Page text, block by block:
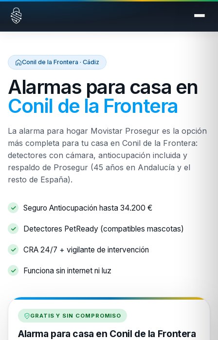
Saltar al contenido
Conil de la Frontera · Cádiz
Alarmas para casa en
Conil de la Frontera
La alarma para hogar Movistar Prosegur es la opción
más completa para tu casa en Conil de la Frontera:
detectores con cámara, antiocupación incluida y
respaldo de Prosegur (45 años en Andalucía y el
resto de España).
Seguro Antiocupación hasta 34.200 €
Detectores PetReady (compatibles mascotas)
CRA 24/7 + vigilante de intervención
Funciona sin internet ni luz
GRATIS Y SIN COMPROMISO
Alarma para casa en Conil de la Frontera